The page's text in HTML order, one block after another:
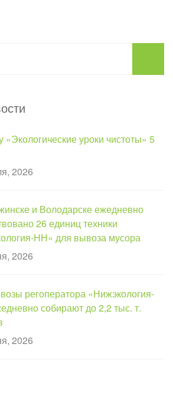
«Экологические уроки чистоты» 5
2026
и Володарске ежедневно
26 единиц техники
НН» для вывоза мусора
2026
регоператора «Нижэкология-
собирают до 2,2 тыс. т.
2026